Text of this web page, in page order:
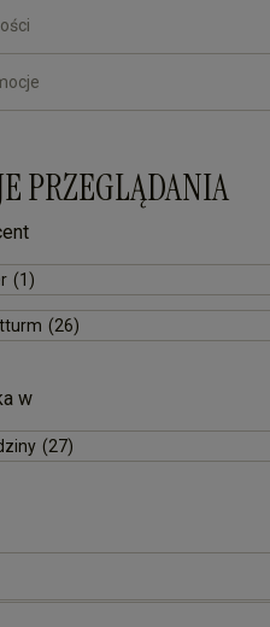
PRZEGLĄDANIA
(1)
(26)
w
(27)